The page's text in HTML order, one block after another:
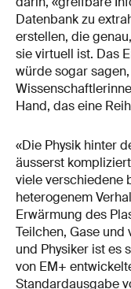
Datenbank zu
erstellen, die
sie virtuell ist. Das
würde sogar
Hand, das eine
«Die Physik hinter
äusserst
viele verschiedene
heterogenem
Erwärmung des
Teilchen, Gase und
und Physiker ist es
von EM+
Standardausgabe